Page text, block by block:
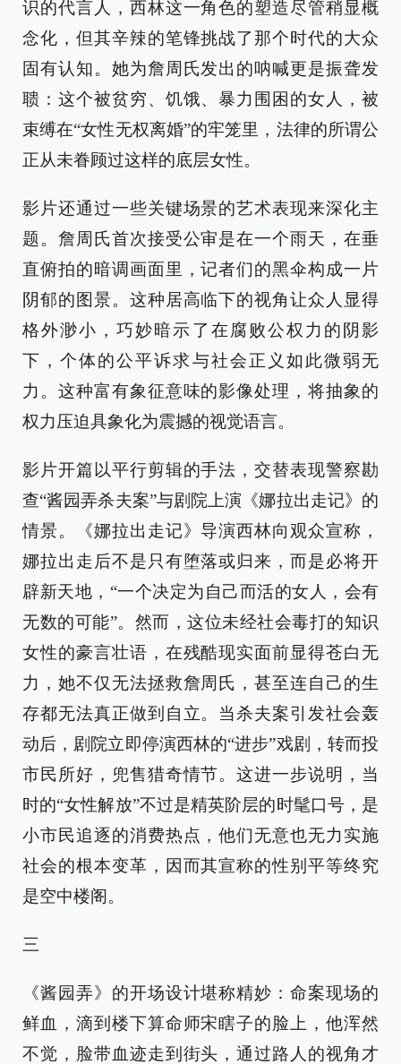
识的代言人，西林这一角色的塑造尽管稍显概
念化，但其辛辣的笔锋挑战了那个时代的大众
固有认知。她为詹周氏发出的呐喊更是振聋发
聩：这个被贫穷、饥饿、暴力围困的女人，被
束缚在“女性无权离婚”的牢笼里，法律的所谓公
正从未眷顾过这样的底层女性。
影片还通过一些关键场景的艺术表现来深化主
题。詹周氏首次接受公审是在一个雨天，在垂
直俯拍的暗调画面里，记者们的黑伞构成一片
阴郁的图景。这种居高临下的视角让众人显得
格外渺小，巧妙暗示了在腐败公权力的阴影
下，个体的公平诉求与社会正义如此微弱无
力。这种富有象征意味的影像处理，将抽象的
权力压迫具象化为震撼的视觉语言。
影片开篇以平行剪辑的手法，交替表现警察勘
查“酱园弄杀夫案”与剧院上演《娜拉出走记》的
情景。《娜拉出走记》导演西林向观众宣称，
娜拉出走后不是只有堕落或归来，而是必将开
辟新天地，“一个决定为自己而活的女人，会有
无数的可能”。然而，这位未经社会毒打的知识
女性的豪言壮语，在残酷现实面前显得苍白无
力，她不仅无法拯救詹周氏，甚至连自己的生
存都无法真正做到自立。当杀夫案引发社会轰
动后，剧院立即停演西林的“进步”戏剧，转而投
市民所好，兜售猎奇情节。这进一步说明，当
时的“女性解放”不过是精英阶层的时髦口号，是
小市民追逐的消费热点，他们无意也无力实施
社会的根本变革，因而其宣称的性别平等终究
是空中楼阁。
三
《酱园弄》的开场设计堪称精妙：命案现场的
鲜血，滴到楼下算命师宋瞎子的脸上，他浑然
不觉，脸带血迹走到街头，通过路人的视角才